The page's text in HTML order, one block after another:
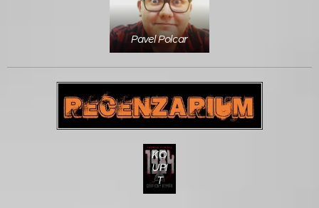
Pavel Polcar
KO
UPI
T